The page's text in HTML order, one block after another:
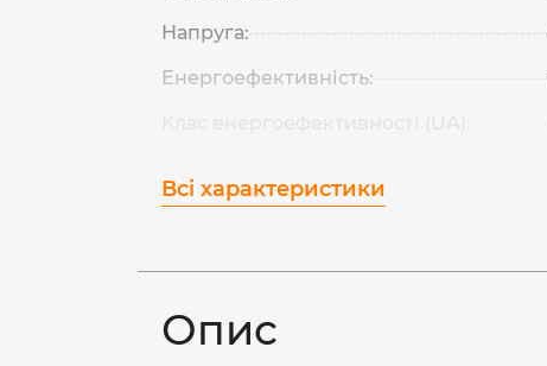
Напруга:
Енергоефективність:
Всі характеристики
Опис